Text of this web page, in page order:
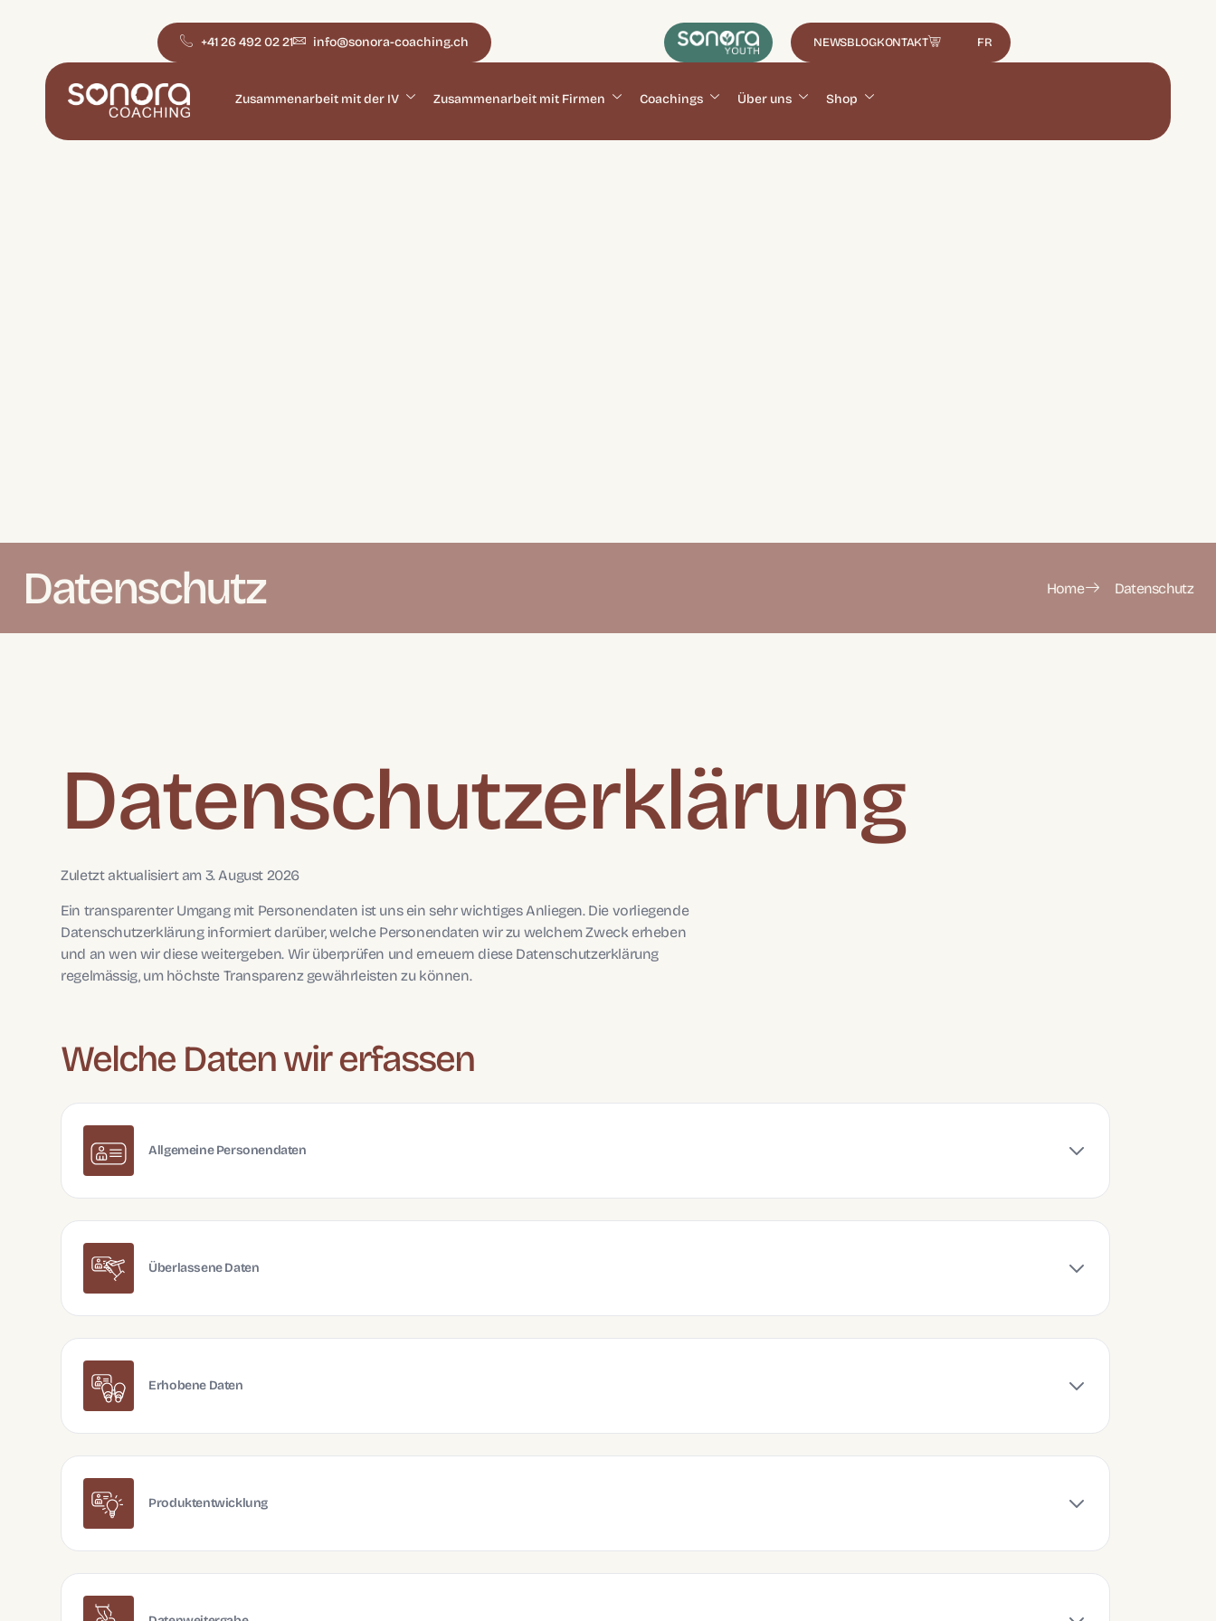
NEWSBLOGKONTAKT FR
+41 26 492 02 21 info@sonora-coaching.ch
Zusammenarbeit mit der IV Zusammenarbeit mit Firmen Coachings Über uns Shop
Datenschutz Home Datenschutz
Datenschutzerklärung
Zuletzt aktualisiert am 3. August 2026
Ein transparenter Umgang mit Personendaten ist uns ein sehr wichtiges Anliegen. Die vorliegende
Datenschutzerklärung informiert darüber, welche Personendaten wir zu welchem Zweck erheben
und an wen wir diese weitergeben. Wir überprüfen und erneuern diese Datenschutzerklärung
regelmässig, um höchste Transparenz gewährleisten zu können.
Welche Daten wir erfassen
Allgemeine Personendaten
Überlassene Daten
Erhobene Daten
Produktentwicklung